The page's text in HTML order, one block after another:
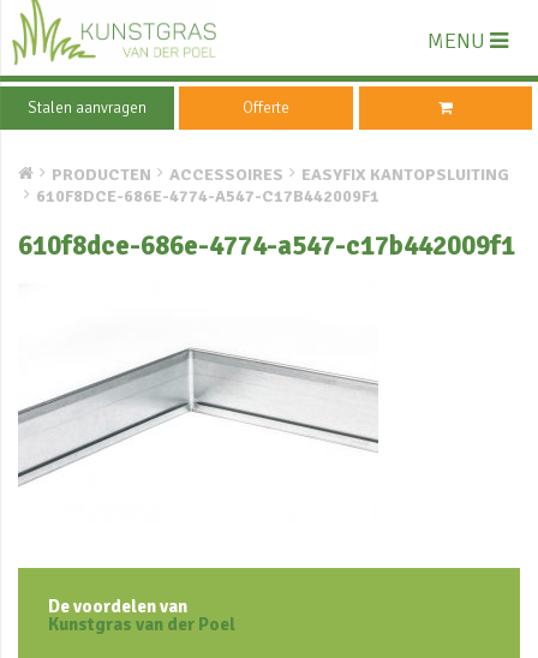
MENU
Stalen aanvragen Offerte
PRODUCTEN ACCESSOIRES
EASYFIX KANTOPSLUITING
610F8DCE-686E-4774-A547-C17B442009F1
610f8dce-686e-4774-a547-c17b442009f1
De voordelen van
Kunstgras van der Poel